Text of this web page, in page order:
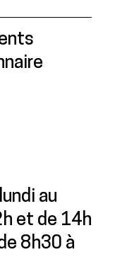
au
et de 14h
8h30 à